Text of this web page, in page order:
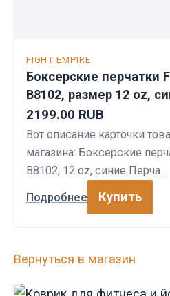
FIGHT EMPIRE
Боксерские перчатки
B8102, размер 12 oz,
2199.00 RUB
Вот описание карточки
магазина: Боксерские
B8102, 12 oz, синие Перча…
Подробнее Купить
Вернуться в магазин